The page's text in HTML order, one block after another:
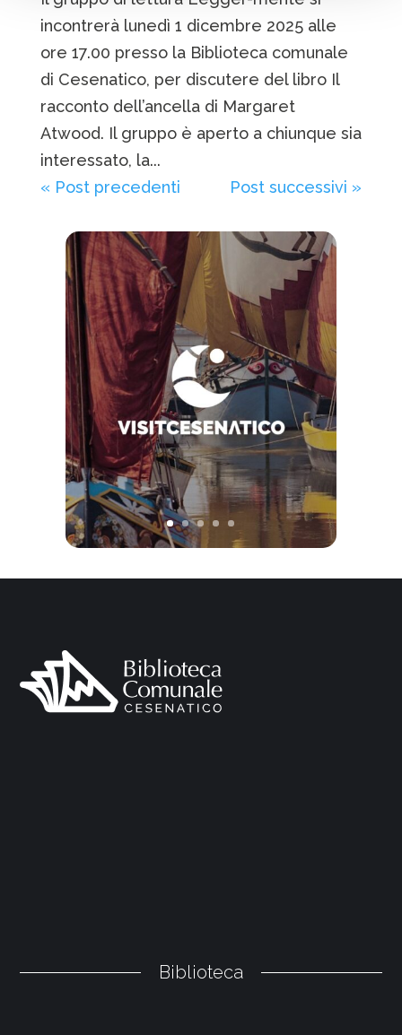
incontrerà lunedì 1 dicembre 2025 alle
ore 17.00 presso la Biblioteca comunale
di Cesenatico, per discutere del libro Il
racconto dell’ancella di Margaret
Atwood. Il gruppo è aperto a chiunque sia
interessato, la...
« Post precedenti
Post successivi »
Biblioteca